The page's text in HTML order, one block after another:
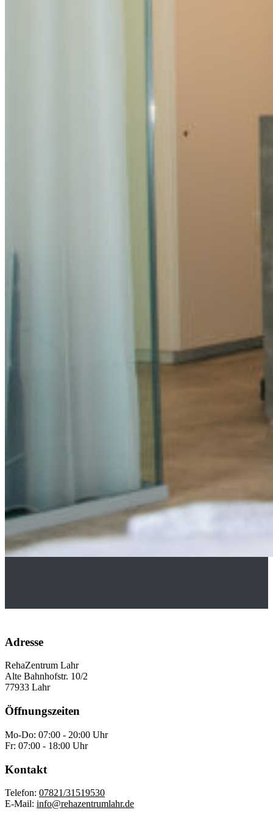
Adresse
RehaZentrum Lahr
Alte Bahnhofstr. 10/2
77933 Lahr
Öffnungszeiten
Mo-Do: 07:00 - 20:00 Uhr
Fr: 07:00 - 18:00 Uhr
Kontakt
Telefon: 07821/31519530
E-Mail: info@rehazentrumlahr.de